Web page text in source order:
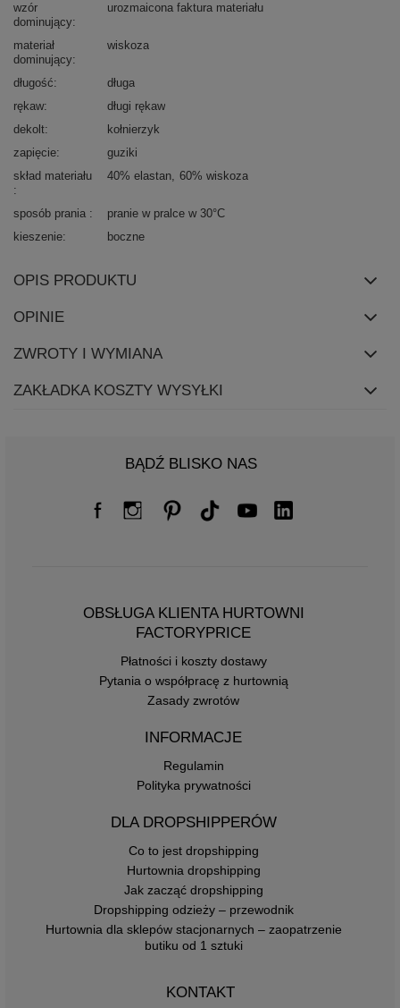
wzór
dominujący
urozmaicona faktura materiału
materiał
dominujący
wiskoza
długość
długa
rękaw
długi rękaw
dekolt
kołnierzyk
zapięcie
guziki
skład materiału
40% elastan 60% wiskoza
sposób prania
pranie w pralce w 30°C
kieszenie
boczne
OPIS PRODUKTU
OPINIE
ZWROTY I WYMIANA
ZAKŁADKA KOSZTY WYSYŁKI
BĄDŹ BLISKO NAS
OBSŁUGA KLIENTA HURTOWNI
FACTORYPRICE
Płatności i koszty dostawy
Pytania o współpracę z hurtownią
Zasady zwrotów
INFORMACJE
Regulamin
Polityka prywatności
DLA DROPSHIPPERÓW
Co to jest dropshipping
Hurtownia dropshipping
Jak zacząć dropshipping
Dropshipping odzieży – przewodnik
Hurtownia dla sklepów stacjonarnych – zaopatrzenie
butiku od 1 sztuki
KONTAKT